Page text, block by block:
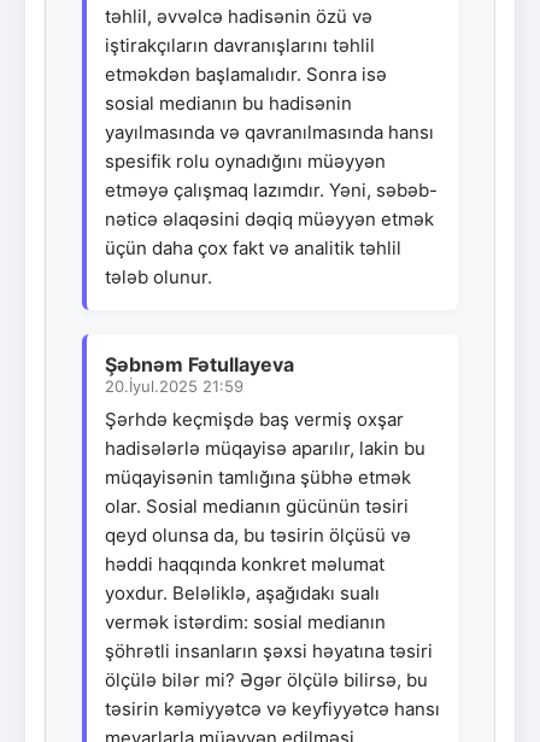
təhlil, əvvəlcə hadisənin özü və
iştirakçıların davranışlarını təhlil
etməkdən başlamalıdır. Sonra isə
sosial medianın bu hadisənin
yayılmasında və qavranılmasında hansı
spesifik rolu oynadığını müəyyən
etməyə çalışmaq lazımdır. Yəni, səbəb-
nəticə əlaqəsini dəqiq müəyyən etmək
üçün daha çox fakt və analitik təhlil
tələb olunur.
Şəbnəm Fətullayeva
20.İyul.2025 21:59
Şərhdə keçmişdə baş vermiş oxşar
hadisələrlə müqayisə aparılır, lakin bu
müqayisənin tamlığına şübhə etmək
olar. Sosial medianın gücünün təsiri
qeyd olunsa da, bu təsirin ölçüsü və
həddi haqqında konkret məlumat
yoxdur. Beləliklə, aşağıdakı sualı
vermək istərdim: sosial medianın
şöhrətli insanların şəxsi həyatına təsiri
ölçülə bilər mi? Əgər ölçülə bilirsə, bu
təsirin kəmiyyətcə və keyfiyyətcə hansı